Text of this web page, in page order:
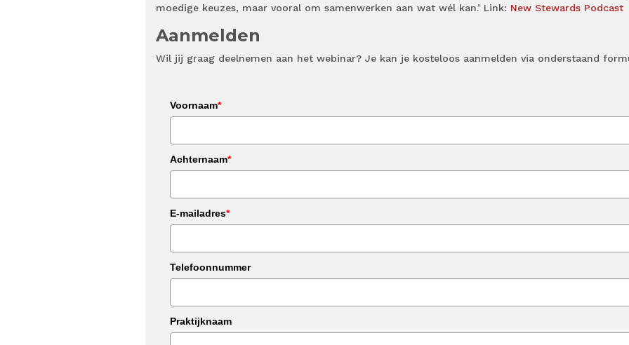
moedige keuzes, maar vooral om samenwerken aan wat wél kan.’ Link: New Stewards Podcast
Aanmelden
Wil jij graag deelnemen aan het webinar? Je kan je kosteloos aanmelden via onderstaand
Voornaam*
Achternaam*
E-mailadres*
Telefoonnummer
Praktijknaam